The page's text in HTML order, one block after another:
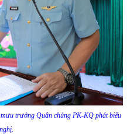
trưởng Quân chủng PK-KQ phát biểu